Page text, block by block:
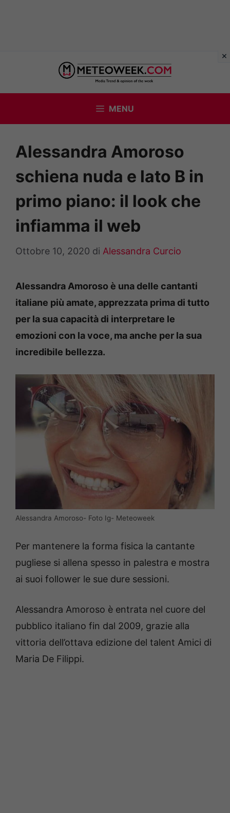
contenuto
MENU
Alessandra Amoroso
schiena nuda e lato B in
primo piano: il look che
infiamma il web
Ottobre 10, 2020 di Alessandra Curcio
Alessandra Amoroso è una delle cantanti
italiane più amate, apprezzata prima di tutto
per la sua capacità di interpretare le
emozioni con la voce, ma anche per la sua
incredibile bellezza.
Alessandra Amoroso- Foto Ig- Meteoweek
Per mantenere la forma fisica la cantante
pugliese si allena spesso in palestra e mostra
ai suoi follower le sue dure sessioni.
Alessandra Amoroso è entrata nel cuore del
pubblico italiano fin dal 2009, grazie alla
vittoria dell’ottava edizione del talent Amici di
Maria De Filippi.